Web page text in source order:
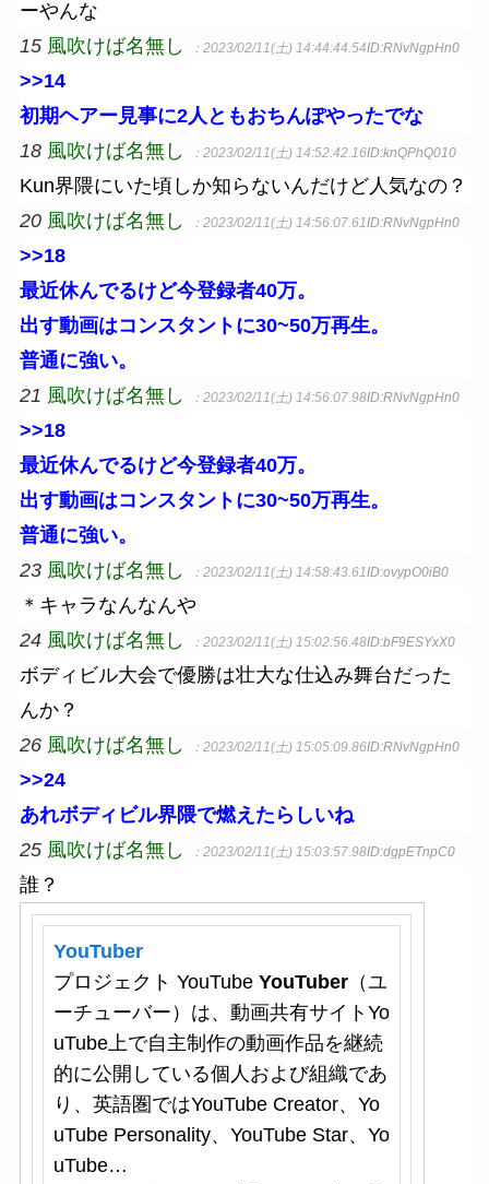
ーやんな
15 風吹けば名無し ：2023/02/11(土) 14:44:44.54ID:RNvNgpHn0
>>14
初期ヘアー見事に2人ともおちんぽやったでな
18 風吹けば名無し ：2023/02/11(土) 14:52:42.16ID:knQPhQ010
Kun界隈にいた頃しか知らないんだけど人気なの？
20 風吹けば名無し ：2023/02/11(土) 14:56:07.61ID:RNvNgpHn0
>>18
最近休んでるけど今登録者40万。
出す動画はコンスタントに30~50万再生。
普通に強い。
21 風吹けば名無し ：2023/02/11(土) 14:56:07.98ID:RNvNgpHn0
>>18
最近休んでるけど今登録者40万。
出す動画はコンスタントに30~50万再生。
普通に強い。
23 風吹けば名無し ：2023/02/11(土) 14:58:43.61ID:ovypO0iB0
＊キャラなんなんや
24 風吹けば名無し ：2023/02/11(土) 15:02:56.48ID:bF9ESYxX0
ボディビル大会で優勝は壮大な仕込み舞台だった
んか？
26 風吹けば名無し ：2023/02/11(土) 15:05:09.86ID:RNvNgpHn0
>>24
あれボディビル界隈で燃えたらしいね
25 風吹けば名無し ：2023/02/11(土) 15:03:57.98ID:dgpETnpC0
誰？
YouTuber
プロジェクト YouTube YouTuber（ユ
ーチューバー）は、動画共有サイトYo
uTube上で自主制作の動画作品を継続
的に公開している個人および組織であ
り、英語圏ではYouTube Creator、Yo
uTube Personality、YouTube Star、Yo
uTube…